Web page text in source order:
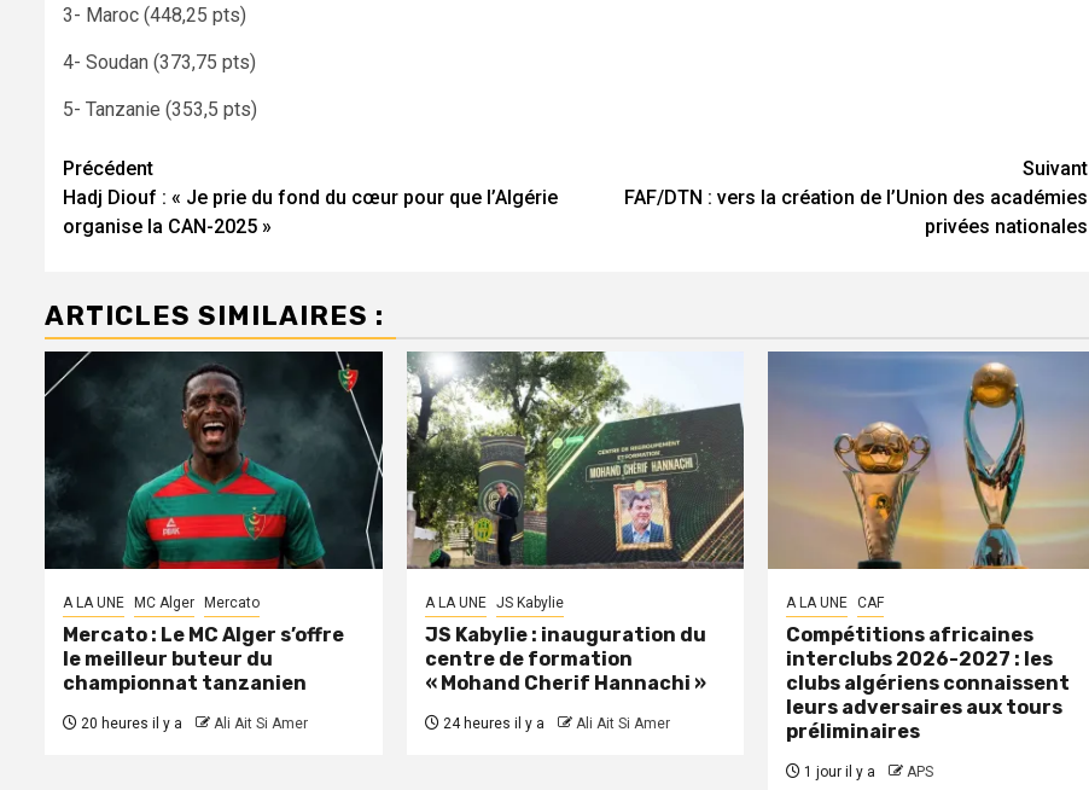
3- Maroc (448,25 pts)
4- Soudan (373,75 pts)
5- Tanzanie (353,5 pts)
Navigation
d’article
Précédent
Hadj Diouf : « Je prie du fond du cœur pour que l’Algérie
organise la CAN-2025 »
Suivant
FAF/DTN : vers la création de l’Union des académies
privées nationales
ARTICLES SIMILAIRES :
A LA UNE MC Alger Mercato
Mercato : Le MC Alger s’offre
le meilleur buteur du
championnat tanzanien
20 heures il y a Ali Ait Si Amer
A LA UNE JS Kabylie
JS Kabylie : inauguration du
centre de formation
« Mohand Cherif Hannachi »
24 heures il y a Ali Ait Si Amer
A LA UNE CAF
Compétitions africaines
interclubs 2026-2027 : les
clubs algériens connaissent
leurs adversaires aux tours
préliminaires
1 jour il y a APS